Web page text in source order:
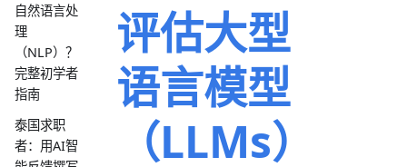
自然语言处
理
（NLP）？
完整初学者
指南
泰国求职
者：用AI智
评估大型
语言模型
（LLMs）